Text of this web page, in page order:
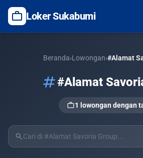
work Loker Sukabumi
Beranda›Lowongan›#Alamat
tag#Alamat
work1 lowongan dengan
search